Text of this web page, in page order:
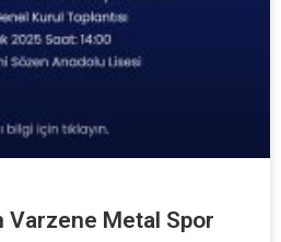
Varzene Metal Spor